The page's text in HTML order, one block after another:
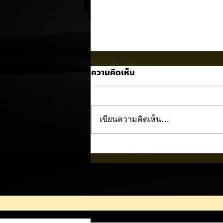
Nissan NX7 EV เผยภาพทีเ
ความคิดเห็น
เขียนความคิดเห็น…